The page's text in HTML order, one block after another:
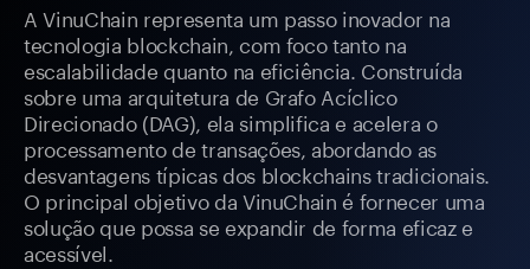
A VinuChain representa um passo inovador na
tecnologia blockchain, com foco tanto na
escalabilidade quanto na eficiência. Construída
sobre uma arquitetura de Grafo Acíclico
Direcionado (DAG), ela simplifica e acelera o
processamento de transações, abordando as
desvantagens típicas dos blockchains tradicionais.
O principal objetivo da VinuChain é fornecer uma
solução que possa se expandir de forma eficaz e
acessível.